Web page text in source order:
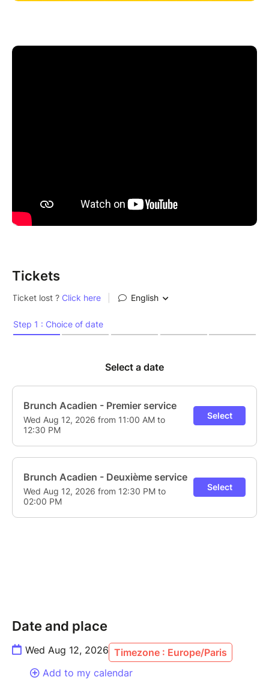
Tickets
Date and place
Wed Aug 12, 2026 Timezone : Europe/Paris
Add to my calendar